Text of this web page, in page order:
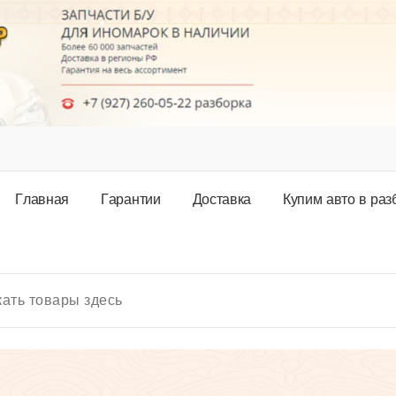
Главная Гарантии Доставка Купим авто в раз